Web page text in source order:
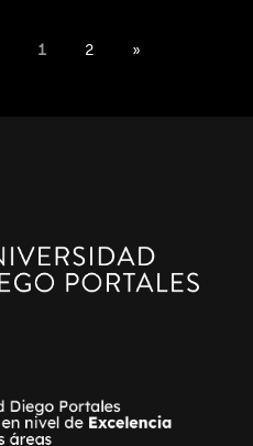
1 2 »